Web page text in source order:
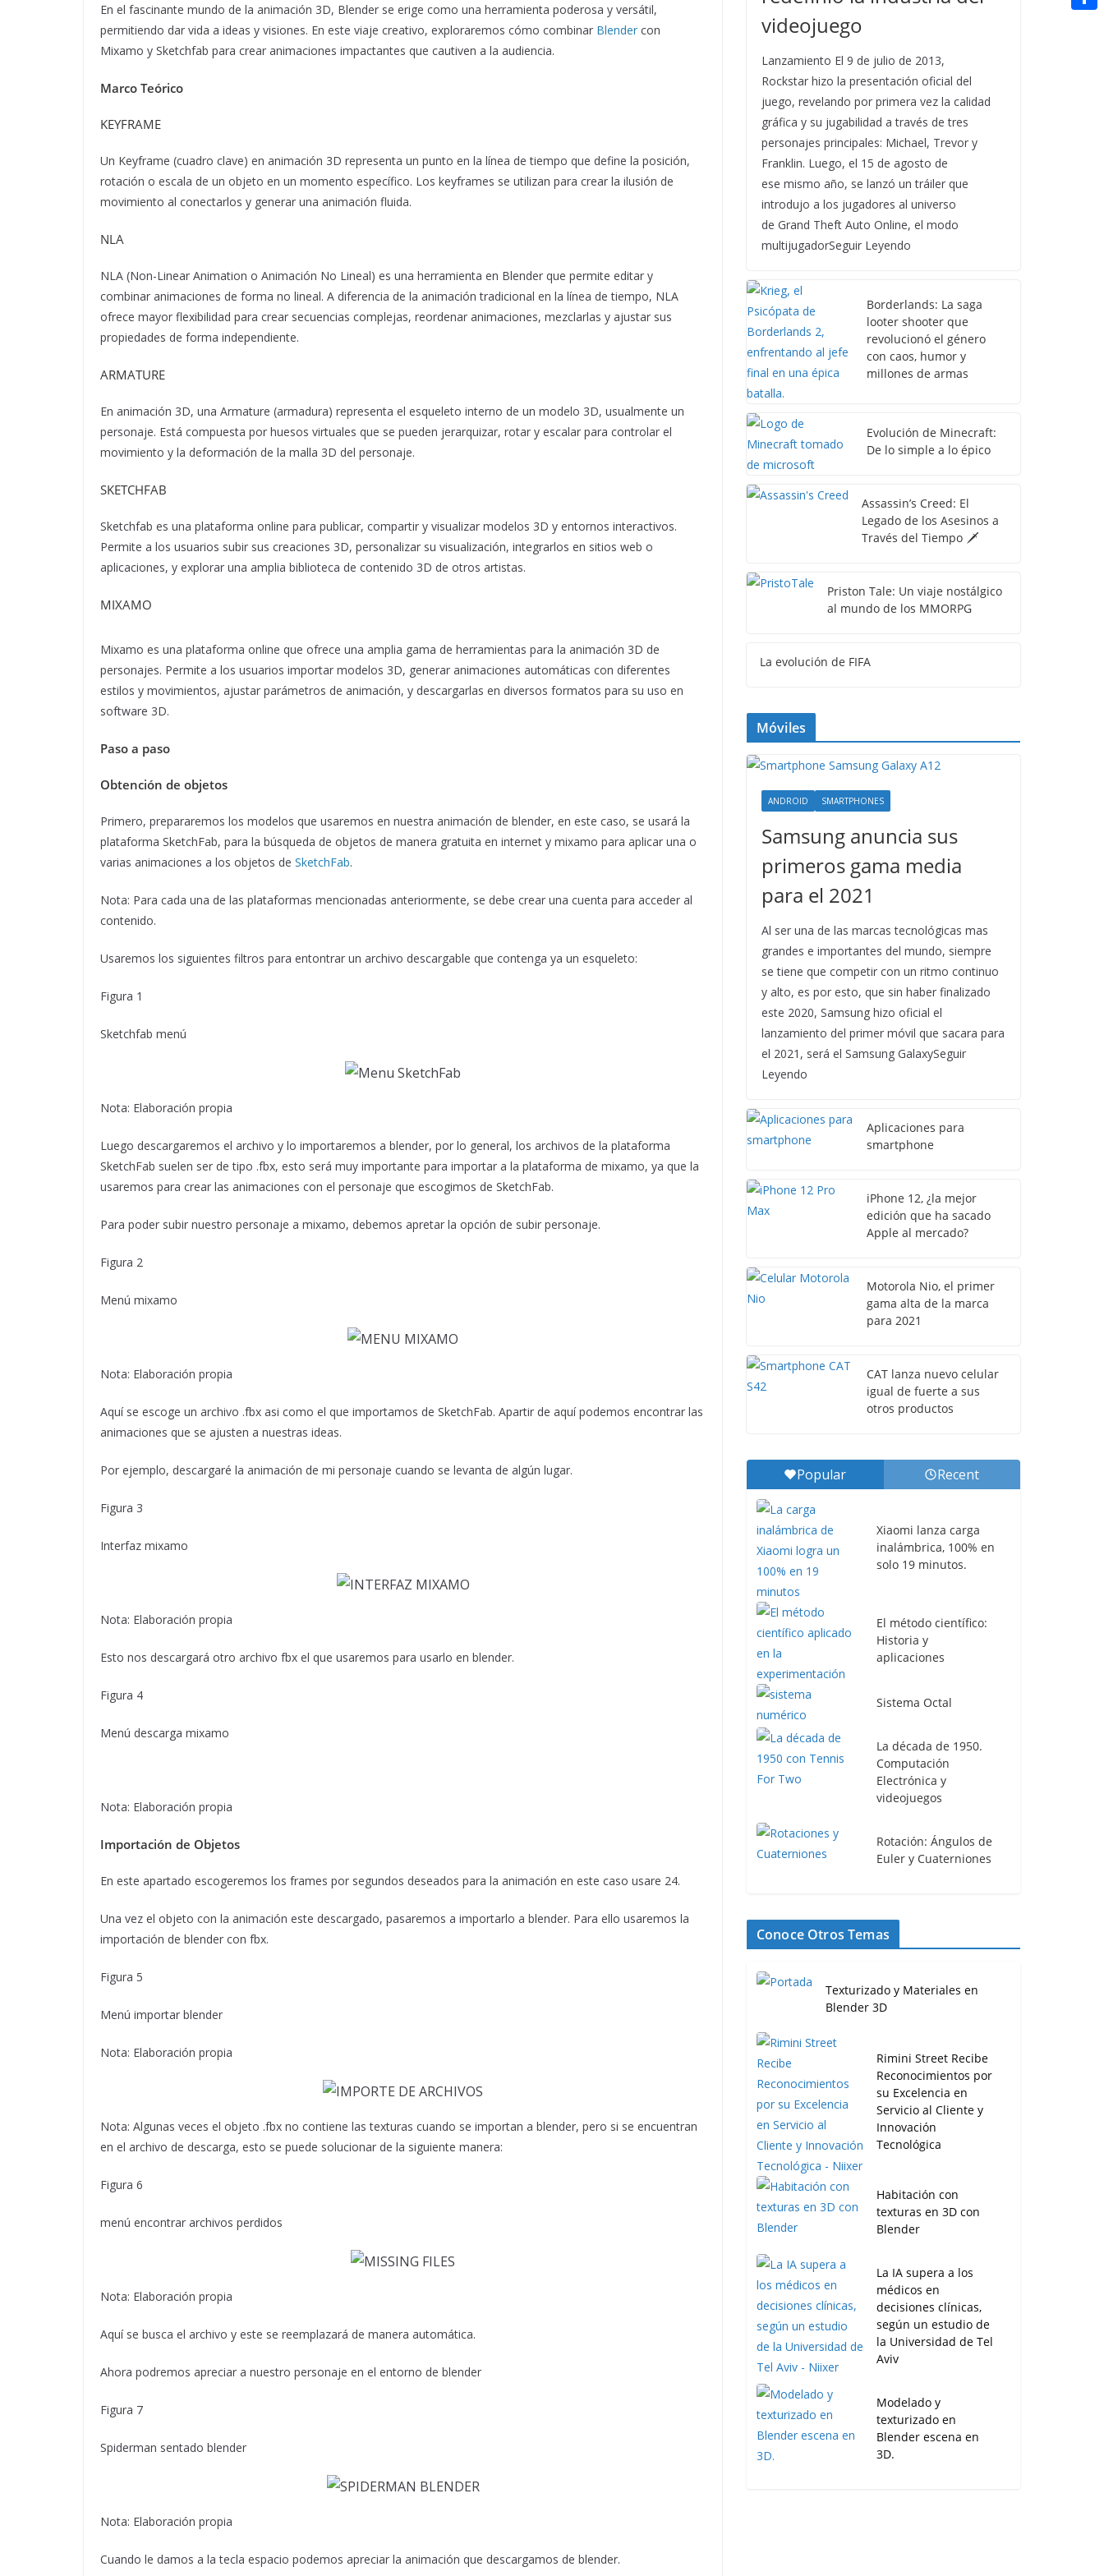
En el fascinante mundo de la animación 3D, Blender se erige como una herramienta poderosa y versátil,
permitiendo dar vida a ideas y visiones. En este viaje creativo, exploraremos cómo combinar Blender con
Mixamo y Sketchfab para crear animaciones impactantes que cautiven a la audiencia.
Marco Teórico
KEYFRAME
Un Keyframe (cuadro clave) en animación 3D representa un punto en la línea de tiempo que define la posición,
rotación o escala de un objeto en un momento específico. Los keyframes se utilizan para crear la ilusión de
movimiento al conectarlos y generar una animación fluida.
NLA
NLA (Non-Linear Animation o Animación No Lineal) es una herramienta en Blender que permite editar y
combinar animaciones de forma no lineal. A diferencia de la animación tradicional en la línea de tiempo, NLA
ofrece mayor flexibilidad para crear secuencias complejas, reordenar animaciones, mezclarlas y ajustar sus
propiedades de forma independiente.
ARMATURE
En animación 3D, una Armature (armadura) representa el esqueleto interno de un modelo 3D, usualmente un
personaje. Está compuesta por huesos virtuales que se pueden jerarquizar, rotar y escalar para controlar el
movimiento y la deformación de la malla 3D del personaje.
SKETCHFAB
Sketchfab es una plataforma online para publicar, compartir y visualizar modelos 3D y entornos interactivos.
Permite a los usuarios subir sus creaciones 3D, personalizar su visualización, integrarlos en sitios web o
aplicaciones, y explorar una amplia biblioteca de contenido 3D de otros artistas.
MIXAMO
Mixamo es una plataforma online que ofrece una amplia gama de herramientas para la animación 3D de
personajes. Permite a los usuarios importar modelos 3D, generar animaciones automáticas con diferentes
estilos y movimientos, ajustar parámetros de animación, y descargarlas en diversos formatos para su uso en
software 3D.
Paso a paso
Obtención de objetos
Primero, prepararemos los modelos que usaremos en nuestra animación de blender, en este caso, se usará la
plataforma SketchFab, para la búsqueda de objetos de manera gratuita en internet y mixamo para aplicar una o
varias animaciones a los objetos de SketchFab.
Nota: Para cada una de las plataformas mencionadas anteriormente, se debe crear una cuenta para acceder al
contenido.
Usaremos los siguientes filtros para entontrar un archivo descargable que contenga ya un esqueleto:
Figura 1
Sketchfab menú
Nota: Elaboración propia
Luego descargaremos el archivo y lo importaremos a blender, por lo general, los archivos de la plataforma
SketchFab suelen ser de tipo .fbx, esto será muy importante para importar a la plataforma de mixamo, ya que la
usaremos para crear las animaciones con el personaje que escogimos de SketchFab.
Para poder subir nuestro personaje a mixamo, debemos apretar la opción de subir personaje.
Figura 2
Menú mixamo
Nota: Elaboración propia
Aquí se escoge un archivo .fbx asi como el que importamos de SketchFab. Apartir de aquí podemos encontrar las
animaciones que se ajusten a nuestras ideas.
Por ejemplo, descargaré la animación de mi personaje cuando se levanta de algún lugar.
Figura 3
Interfaz mixamo
Nota: Elaboración propia
Esto nos descargará otro archivo fbx el que usaremos para usarlo en blender.
Figura 4
Menú descarga mixamo
Nota: Elaboración propia
Importación de Objetos
En este apartado escogeremos los frames por segundos deseados para la animación en este caso usare 24.
Una vez el objeto con la animación este descargado, pasaremos a importarlo a blender. Para ello usaremos la
importación de blender con fbx.
Figura 5
Menú importar blender
Nota: Elaboración propia
Nota: Algunas veces el objeto .fbx no contiene las texturas cuando se importan a blender, pero si se encuentran
en el archivo de descarga, esto se puede solucionar de la siguiente manera:
Figura 6
menú encontrar archivos perdidos
Nota: Elaboración propia
Aquí se busca el archivo y este se reemplazará de manera automática.
Ahora podremos apreciar a nuestro personaje en el entorno de blender
Figura 7
Spiderman sentado blender
Nota: Elaboración propia
Cuando le damos a la tecla espacio podemos apreciar la animación que descargamos de blender.
videojuego
Lanzamiento El 9 de julio de 2013,
Rockstar hizo la presentación oficial del
juego, revelando por primera vez la calidad
gráfica y su jugabilidad a través de tres
personajes principales: Michael, Trevor y
Franklin. Luego, el 15 de agosto de
ese mismo año, se lanzó un tráiler que
introdujo a los jugadores al universo
de Grand Theft Auto Online, el modo
multijugadorSeguir Leyendo
Borderlands: La saga
looter shooter que
revolucionó el género
con caos, humor y
millones de armas
Evolución de Minecraft:
De lo simple a lo épico
Assassin’s Creed: El
Legado de los Asesinos a
Través del Tiempo 🗡️
Priston Tale: Un viaje nostálgico
al mundo de los MMORPG
La evolución de FIFA
Móviles
ANDROID SMARTPHONES
Samsung anuncia sus
primeros gama media
para el 2021
Al ser una de las marcas tecnológicas mas
grandes e importantes del mundo, siempre
se tiene que competir con un ritmo continuo
y alto, es por esto, que sin haber finalizado
este 2020, Samsung hizo oficial el
lanzamiento del primer móvil que sacara para
el 2021, será el Samsung GalaxySeguir
Leyendo
Aplicaciones para
smartphone
iPhone 12, ¿la mejor
edición que ha sacado
Apple al mercado?
Motorola Nio, el primer
gama alta de la marca
para 2021
CAT lanza nuevo celular
igual de fuerte a sus
otros productos
Popular Recent
Xiaomi lanza carga
inalámbrica, 100% en
solo 19 minutos.
El método científico:
Historia y
aplicaciones
Sistema Octal
La década de 1950.
Computación
Electrónica y
videojuegos
Rotación: Ángulos de
Euler y Cuaterniones
Conoce Otros Temas
Texturizado y Materiales en
Blender 3D
Rimini Street Recibe
Reconocimientos por
su Excelencia en
Servicio al Cliente y
Innovación
Tecnológica
Habitación con
texturas en 3D con
Blender
La IA supera a los
médicos en
decisiones clínicas,
según un estudio de
la Universidad de Tel
Aviv
Modelado y
texturizado en
Blender escena en
3D.
n
a